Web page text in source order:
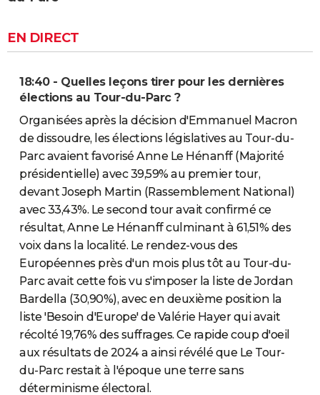
EN DIRECT
18:40 - Quelles leçons tirer pour les dernières
élections au Tour-du-Parc ?
Organisées après la décision d'Emmanuel Macron
de dissoudre, les élections législatives au Tour-du-
Parc avaient favorisé Anne Le Hénanff (Majorité
présidentielle) avec 39,59% au premier tour,
devant Joseph Martin (Rassemblement National)
avec 33,43%. Le second tour avait confirmé ce
résultat, Anne Le Hénanff culminant à 61,51% des
voix dans la localité. Le rendez-vous des
Européennes près d'un mois plus tôt au Tour-du-
Parc avait cette fois vu s'imposer la liste de Jordan
Bardella (30,90%), avec en deuxième position la
liste 'Besoin d'Europe' de Valérie Hayer qui avait
récolté 19,76% des suffrages. Ce rapide coup d'oeil
aux résultats de 2024 a ainsi révélé que Le Tour-
du-Parc restait à l'époque une terre sans
déterminisme électoral.